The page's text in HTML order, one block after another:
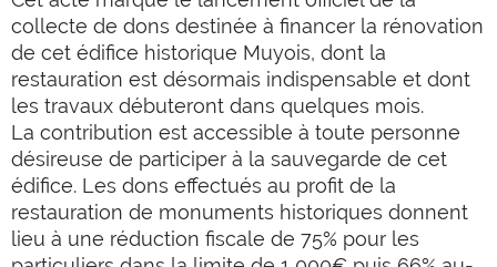
collecte de dons destinée à financer la rénovation
de cet édifice historique Muyois, dont la
restauration est désormais indispensable et dont
les travaux débuteront dans quelques mois.
La contribution est accessible à toute personne
désireuse de participer à la sauvegarde de cet
édifice. Les dons effectués au profit de la
restauration de monuments historiques donnent
lieu à une réduction fiscale de 75% pour les